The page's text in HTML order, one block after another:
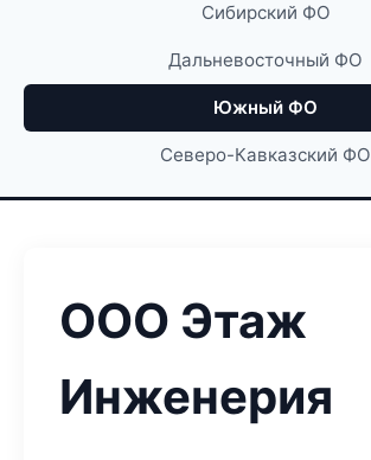
Сибирский ФО
Дальневосточный ФО
Южный ФО
Северо-Кавказский ФО
ООО Этаж
Инженерия